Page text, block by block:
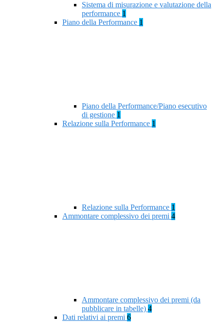
Sistema di misurazione e valutazione della
performance 1
Piano della Performance 1
Piano della Performance/Piano esecutivo
di gestione 1
Relazione sulla Performance 1
Relazione sulla Performance 1
Ammontare complessivo dei premi 4
Ammontare complessivo dei premi (da
pubblicare in tabelle) 4
Dati relativi ai premi 6